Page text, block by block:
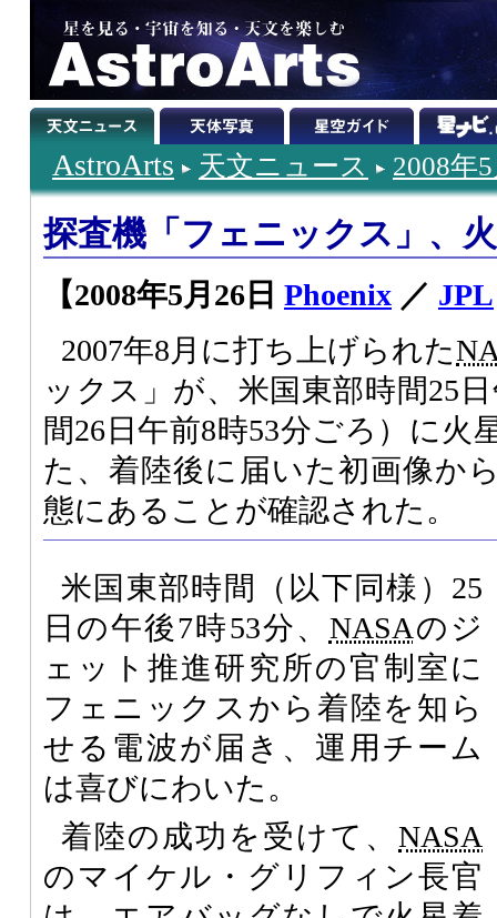
AstroArts 天文ニュース 2008年
探査機「フェニックス」、
【2008年5月26日 Phoenix ／ JPL
2007年8月に打ち上げられた
ックス」が、米国東部時間25
間26日午前8時53分ごろ）に火
た、着陸後に届いた初画像か
態にあることが確認された。
米国東部時間（以下同様）25
日の午後7時53分、 NASAのジ
ェット推進研究所の官制室に
フェニックスから着陸を知ら
せる電波が届き、運用チーム
は喜びにわいた。
着陸の成功を受けて、 NASA
のマイケル・グリフィン長官